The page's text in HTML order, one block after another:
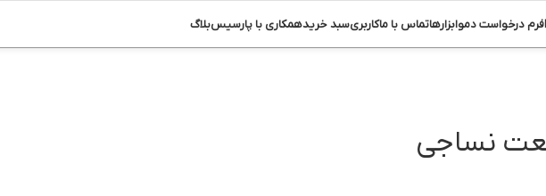
فرم درخواست دموابزارهاتماس با ماکاربریسبد خریدهمکاری با پارسیسبلاگ